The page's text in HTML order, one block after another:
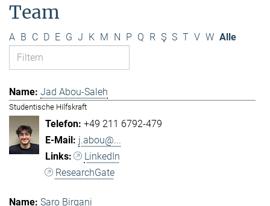
Team
A B C D E G J K M N P Q R Ş S T V W Alle
Jad Abou-Saleh
Studentische Hilfskraft
+49 211 6792-479
j.abou@...
LinkedIn
ResearchGate
Saro Birgani